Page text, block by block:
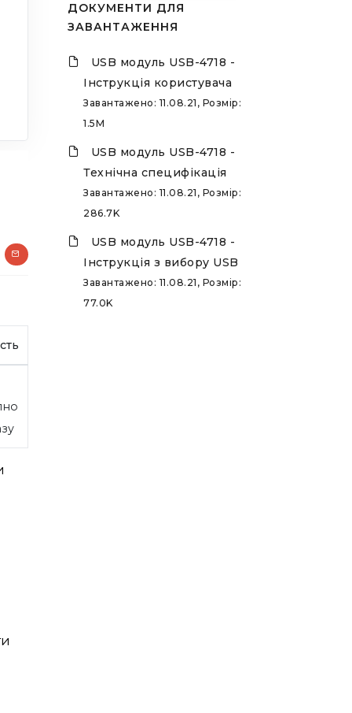
ДОКУМЕНТИ ДЛЯ
ЗАВАНТАЖЕННЯ
USB модуль USB-4718 -
Інструкція користувача
Завантажено: 11.08.21, Розмір:
1.5M
USB модуль USB-4718 -
Технічна специфікація
Завантажено: 11.08.21, Розмір:
286.7K
USB модуль USB-4718 -
Інструкція з вибору USB
Завантажено: 11.08.21, Розмір:
77.0K